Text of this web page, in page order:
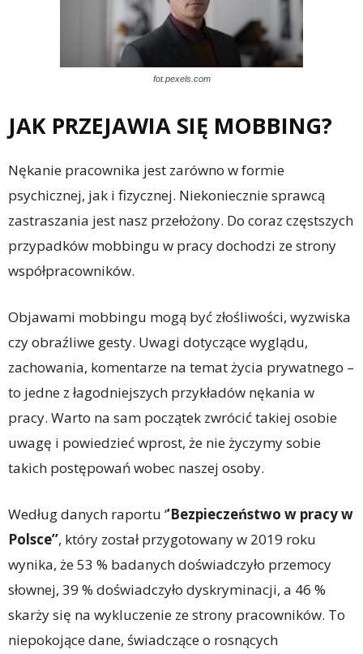
fot.pexels.com
JAK PRZEJAWIA SIĘ MOBBING?
Nękanie pracownika jest zarówno w formie
psychicznej, jak i fizycznej. Niekoniecznie sprawcą
zastraszania jest nasz przełożony. Do coraz częstszych
przypadków mobbingu w pracy dochodzi ze strony
współpracowników.
Objawami mobbingu mogą być złośliwości, wyzwiska
czy obraźliwe gesty. Uwagi dotyczące wyglądu,
zachowania, komentarze na temat życia prywatnego –
to jedne z łagodniejszych przykładów nękania w
pracy. Warto na sam początek zwrócić takiej osobie
uwagę i powiedzieć wprost, że nie życzymy sobie
takich postępowań wobec naszej osoby.
Według danych raportu ‘’Bezpieczeństwo w pracy w
Polsce’’, który został przygotowany w 2019 roku
wynika, że 53 % badanych doświadczyło przemocy
słownej, 39 % doświadczyło dyskryminacji, a 46 %
skarży się na wykluczenie ze strony pracowników. To
niepokojące dane, świadczące o rosnących